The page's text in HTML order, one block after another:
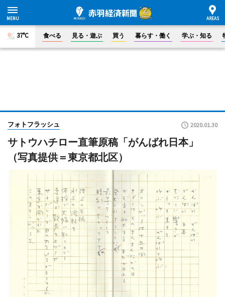
37°C 食べる 見る・遊ぶ 買う 暮らす・働く 学ぶ・知る
フォトフラッシュ 2020.01.30
サトウハチロー直筆原稿「がんばれ日本」
（写真提供＝東京都北区）